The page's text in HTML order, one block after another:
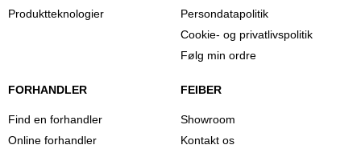
Produktteknologier
Persondatapolitik
Cookie- og privatlivspolitik
Følg min ordre
FORHANDLER
Find en forhandler
Online forhandler
FEIBER
Showroom
Kontakt os